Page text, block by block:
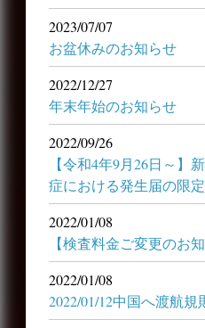
2023/07/07
お盆休みのお知らせ
2022/12/27
年末年始のお知らせ
2022/09/26
【令和4年9月26日～】
症における発生届の限
2022/01/08
【検査料金ご変更のお知
2022/01/08
2022/01/12中国へ渡航規